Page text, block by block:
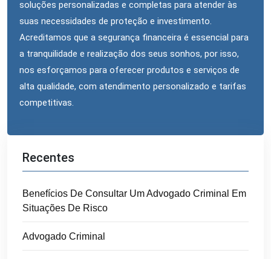
soluções personalizadas e completas para atender às
suas necessidades de proteção e investimento.
Acreditamos que a segurança financeira é essencial para
a tranquilidade e realização dos seus sonhos, por isso,
nos esforçamos para oferecer produtos e serviços de
alta qualidade, com atendimento personalizado e tarifas
competitivas.
Recentes
Benefícios De Consultar Um Advogado Criminal Em
Situações De Risco
Advogado Criminal